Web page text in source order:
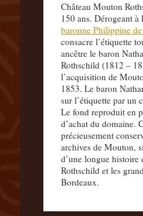
Château Mouton
150 ans. Dérogeant
baronne Philippine
consacre l’étiquette
ancêtre le baron
Rothschild (1812 –
l’acquisition de
1853. Le baron
sur l’étiquette par un
Le fond reproduit en
d’achat du domaine.
précieusement
archives de Mouton,
d’une longue histoire
Rothschild et les
Bordeaux.